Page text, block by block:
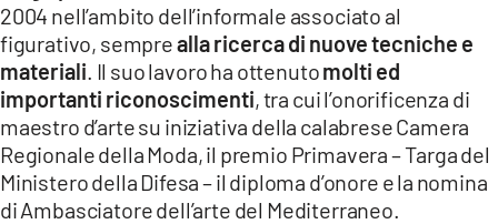
2004 nell’ambito dell’informale associato al
figurativo, semprealla ricerca di nuove tecniche e
materiali . Il suo lavoro ha ottenutomolti ed
importanti riconoscimenti, tra cui l’onorificenza di
maestro d’arte su iniziativa della calabrese Camera
Regionale della Moda, il premio Primavera – Targa del
Ministero della Difesa – il diploma d’onore e la nomina
di Ambasciatore dell’arte del Mediterraneo.